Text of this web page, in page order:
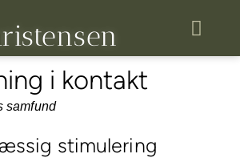
i kontakt
samfund
stimulering